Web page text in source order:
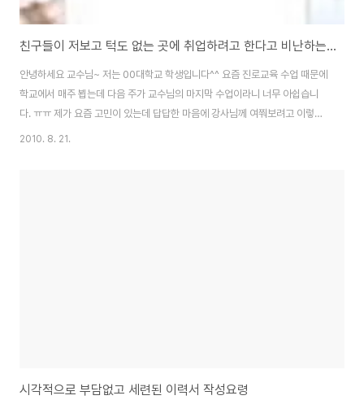
친구들이 저보고 턱도 없는 곳에 취업하려고 한다고 비난하는데요...
안녕하세요 교수님~ 저는 00대학교 학생입니다^^ 요즘 진로교육 수업 때문에
학교에서 매주 뵙는데 다음 주가 교수님의 마지막 수업이라니 너무 아쉽습니
다. ㅠㅠ 제가 요즘 고민이 있는데 답답한 마음에 강사님께 여쭤보려고 이렇게
메일을 보냅니다. 저는 공무원과 금융감독원을 생각하고 있는 법학과생입니다
2010. 8. 21.
시각적으로 부담없고 세련된 이력서 작성요령